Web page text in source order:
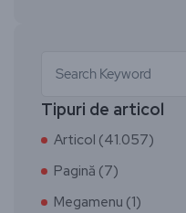
Tipuri de articol
Articol (41.057)
Pagină (7)
Megamenu (1)